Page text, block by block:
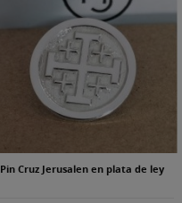
Pin Cruz Jerusalen en plata de ley